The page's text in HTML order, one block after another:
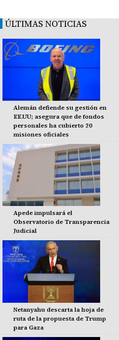
ÚLTIMAS NOTICIAS
Alemán defiende su gestión en
EE.UU; asegura que de fondos
personales ha cubierto 20
misiones oficiales
Apede impulsará el
Observatorio de Transparencia
Judicial
Netanyahu descarta la hoja de
ruta de la propuesta de Trump
para Gaza